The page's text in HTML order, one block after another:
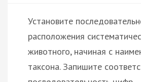
Установите
расположения
животного, начиная с
таксона. Запишите